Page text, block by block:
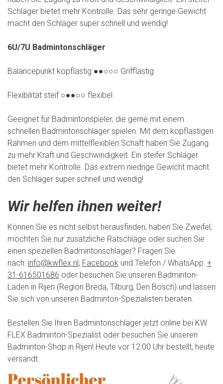
Schläger bietet mehr Kontrolle. Das sehr geringe Gewicht
macht den Schläger super schnell und wendig!
6U/7U Badmintonschläger
Balancepunkt kopflastig ●●○○○ Grifflastig
Flexibilität steif ○●●○○ flexibel
Geeignet für Badmintonspieler, die gerne mit einem
schnellen Badmintonschläger spielen. Mit dem kopflastigen
Rahmen und dem mittelflexiblen Schaft haben Sie Zugang
zu mehr Kraft und Geschwindigkeit. Ein steifer Schläger
bietet mehr Kontrolle. Das extrem niedrige Gewicht macht
den Schläger super schnell und wendig!
Wir helfen ihnen weiter!
Können Sie es nicht selbst herausfinden, haben Sie Zweifel,
möchten Sie nur zusätzliche Ratschläge oder suchen Sie
einen speziellen Badmintonschläger? Fragen Sie
nach: info@kwflex.nl, Facebook und Telefon / WhatsApp: +
31-616501686 oder besuchen Sie unseren Badminton-
Laden in Rijen (Region Breda, Tilburg, Den Bosch) und lassen
Sie sich von unseren Badminton-Spezialisten beraten.
Bestellen Sie Ihren Badmintonschläger jetzt online bei KW
FLEX Badminton-Spezialist oder besuchen Sie unseren
Badminton-Shop in Rijen! Heute vor 12:00 Uhr bestellt, heute
versandt.